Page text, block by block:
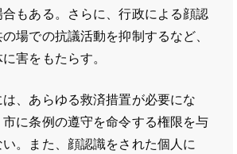
もある。さらに、行政による顔認
場での抗議活動を抑制するなど、
害をもたらす。
、あらゆる救済措置が必要にな
に条例の遵守を命令する権限を与
。また、顔認識をされた個人に